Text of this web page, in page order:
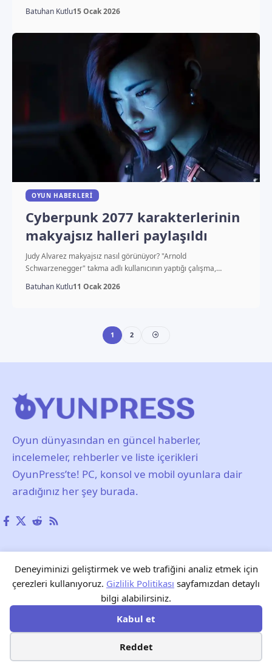
Deneyiminizi geliştirmek ve web trafiğini analiz etmek için
çerezleri kullanıyoruz. Gizlilik Politikası sayfamızdan detaylı
bilgi alabilirsiniz.
Kabul et
Reddet
Batuhan Kutlu15 Ocak 2026
OYUN HABERLERI
Cyberpunk 2077 karakterlerinin
makyajsız halleri paylaşıldı
Judy Alvarez makyajsız nasıl görünüyor? "Arnold
Schwarzenegger" takma adlı kullanıcının yaptığı çalışma,…
Batuhan Kutlu11 Ocak 2026
1 2
Oyun dünyasından en güncel haberler,
incelemeler, rehberler ve liste içerikleri
OyunPress’te! PC, konsol ve mobil oyunlara dair
aradığınız her şey burada.
Hakkımızda Gizlilik Politikası
Kullanım Şartları
Yayın Politikası ve Editöryal İlkeler
Künye
İletişim
Reklam
Blog Forum Tarayıcı Oyunları